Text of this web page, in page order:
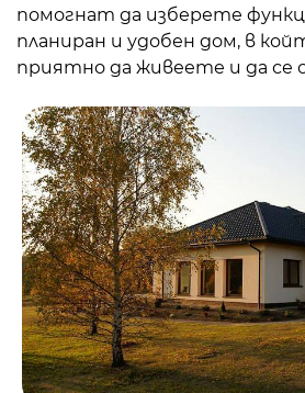
помогнат да изберете
планиран и удобен дом, в
приятно да живеете и да се